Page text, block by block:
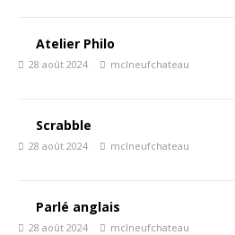
Atelier Philo
28 août 2024 mclneufchateau
Scrabble
28 août 2024 mclneufchateau
Parlé anglais
28 août 2024 mclneufchateau